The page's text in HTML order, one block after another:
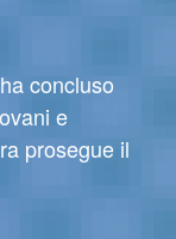
concluso
e
prosegue il